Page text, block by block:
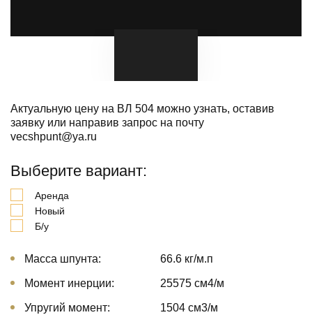
Актуальную цену на ВЛ 504 можно узнать, оставив
заявку или направив запрос на почту
vecshpunt@ya.ru
Выберите вариант:
Аренда
Новый
Б/у
Масса шпунта: 66.6 кг/м.п
Момент инерции: 25575 cм4/м
Упругий момент: 1504 cм3/м